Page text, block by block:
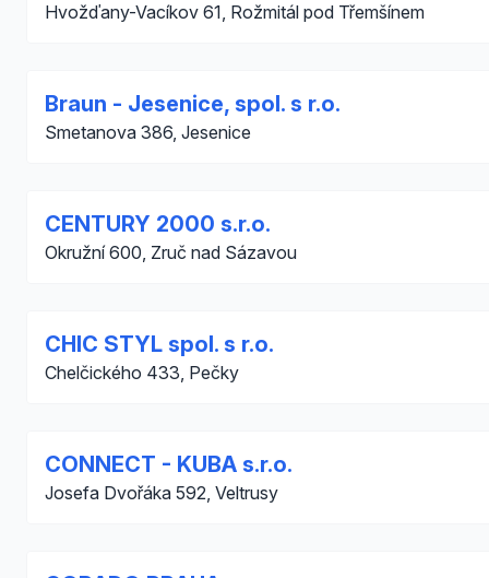
Hvožďany-Vacíkov 61, Rožmitál pod Třemšínem
Braun - Jesenice, spol. s r.o.
Smetanova 386, Jesenice
CENTURY 2000 s.r.o.
Okružní 600, Zruč nad Sázavou
CHIC STYL spol. s r.o.
Chelčického 433, Pečky
CONNECT - KUBA s.r.o.
Josefa Dvořáka 592, Veltrusy